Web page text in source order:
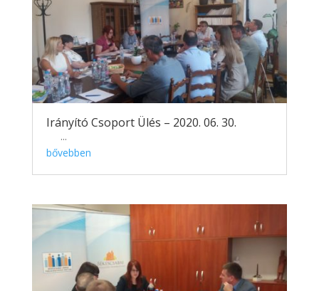
Irányító Csoport Ülés – 2020. 06. 30.
...
bővebben